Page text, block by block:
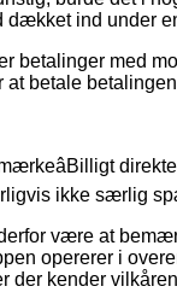
dækket ind under
betalinger med
betale
ikke særlig
være at
opererer i
der kender